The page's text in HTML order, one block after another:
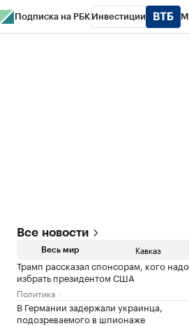
Подписка на РБК Инвестиции
Все новости
Весь мир Кавказ
Трамп рассказал спонсорам, кого надо
избрать президентом США
Политика
В Германии задержали украинца,
подозреваемого в шпионаже